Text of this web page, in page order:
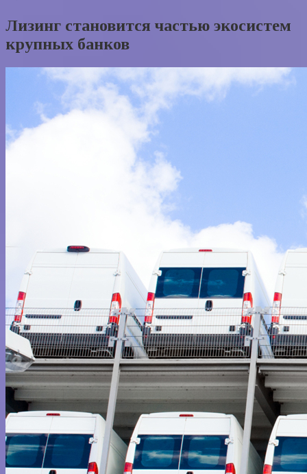
Лизинг становится частью экосистем
крупных банков